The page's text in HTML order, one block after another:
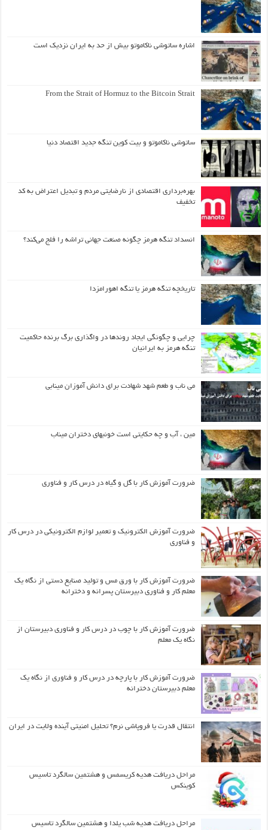
اشاره ساتوشی ناکاموتو بیش از حد به ایران نزدیک است
From the Strait of Hormuz to the Bitcoin Strait
ساتوشی ناکاموتو و بیت کوین تنگه جدید اقتصاد دنیا
بهره‌برداری اقتصادی از نارضایتی مردم و تبدیل اعتراض به کد
تخفیف
انسداد تنگه هرمز چگونه صنعت جهانی تراشه را فلج می‌کند؟
تاریخچه تنگه هرمز یا تنگه اهورامزدا
چرایی و چگونگی ایجاد روندها در واگذاری برگ برنده حاکمیت
تنگه هرمز به ایرانیان
می ناب و طعم شهد شهادت برای دانش آموزان مینابی
مین ، آب و چه حکایتی است خونبهای دختران میناب
ضرورت آموزش کار با گل و گیاه در درس کار و فناوری
ضرورت آموزش الکترونیک و تعمیر لوازم الکترونیکی در درس کار
و فناوری
ضرورت آموزش کار با ورق مس و تولید صنایع دستی از نگاه یک
معلم کار و فناوری دبیرستان پسرانه و دخترانه
ضرورت آموزش کار با چوب در درس کار و فناوری دبیرستان از
نگاه یک معلم
ضرورت آموزش کار با پارچه در درس کار و فناوری از نگاه یک
معلم دبیرستان دخترانه
انتقال قدرت یا فروپاشی نرم؟ تحلیل امنیتی آینده ولایت در ایران
مراحل دریافت هدیه کریسمس و هشتمین سالگرد تاسیس
کوینکس
مراحل دریافت هدیه شب یلدا و هشتمین سالگرد تاسیس